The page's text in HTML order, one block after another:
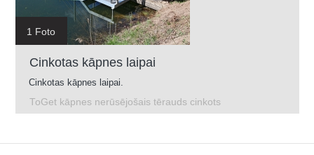
1 Foto
Cinkotas kāpnes laipai
Cinkotas kāpnes laipai.
ToGet kāpnes nerūsējošais tērauds cinkots